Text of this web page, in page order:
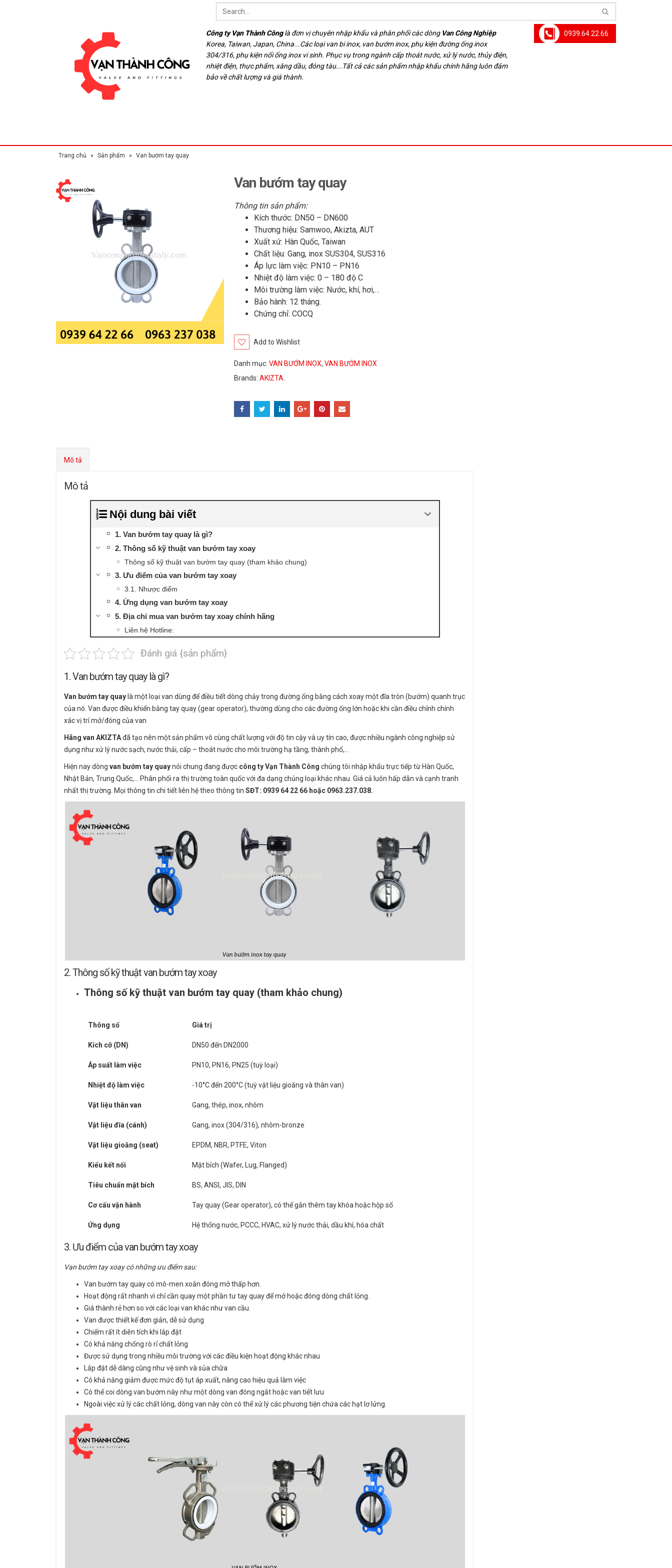
Công ty Vạn Thành Cônglà đơn vị chuyên nhập khẩu và phân phối các dòng Van Công Nghiệp
Korea, Taiwan, Japan, China...Các loại van bi inox, van bướm inox, phụ kiện đường ống inox
304/316, phụ kiện nối ống inox vi sinh. Phục vụ trong ngành cấp thoát nước, xử lý nước, thủy điện,
nhiệt điện, thực phẩm, xăng dầu, đóng tàu...Tất cả các sản phẩm nhập khẩu chính hãng luôn đảm
bảo về chất lượng và giá thành.
0939.64.22.66
Trang chủ » Sản phẩm » Van bướm tay quay
Van bướm tay quay
Thông tin sản phẩm:
Kích thước: DN50 – DN600
Thương hiệu: Samwoo, Akizta, AUT
Xuất xứ: Hàn Quốc, Taiwan
Chất liệu: Gang, inox SUS304, SUS316
Áp lực làm việc: PN10 – PN16
Nhiệt độ làm việc: 0 – 180 độ C
Môi trường làm việc: Nước, khí, hơi,…
Bảo hành: 12 tháng.
Chứng chỉ: COCQ
Add to Wishlist
Danh mục:VAN BƯỚM INOX,VAN BƯỚM INOX
Brands:AKIZTA.
Mô tả
Mô tả
Nội dung bài viết
1. Van bướm tay quay là gì?
2. Thông số kỹ thuật van bướm tay xoay
Thông số kỹ thuật van bướm tay quay (tham khảo chung)
3. Ưu điểm của van bướm tay xoay
3.1. Nhược điểm
4. Ứng dụng van bướm tay xoay
5. Địa chỉ mua van bướm tay xoay chính hãng
Liên hệ Hotline:
Đánh giá {sản phẩm}
1. Van bướm tay quay là gì?
Van bướm tay quay là một loại van dùng để điều tiết dòng chảy trong đường ống bằng cách xoay một đĩa tròn (bướm) quanh trục
của nó. Van được điều khiển bằng tay quay (gear operator), thường dùng cho các đường ống lớn hoặc khi cần điều chỉnh chính
xác vị trí mở/đóng của van
Hãng van AKIZTAđã tạo nên một sản phẩm vô cùng chất lượng với độ tin cậy và uy tín cao, được nhiều ngành công nghiệp sử
dụng như xử lý nước sạch, nước thải, cấp – thoát nước cho môi trường hạ tầng, thành phố,…
Hiện nay dòng van bướm tay quaynói chung đang được công ty Vạn Thành Công chúng tôi nhập khẩu trực tiếp từ Hàn Quốc,
Nhật Bản, Trung Quốc,… Phân phối ra thị trường toàn quốc với đa dạng chủng loại khác nhau. Giá cả luôn hấp dẫn và cạnh tranh
nhất thị trường. Mọi thông tin chi tiết liên hệ theo thông tin SĐT: 0939 64 22 66 hoặc 0963.237.038.
2. Thông số kỹ thuật van bướm tay xoay
Thông số kỹ thuật van bướm tay quay (tham khảo chung)
Thông số Giá trị
Kích cỡ (DN) DN50 đến DN2000
Áp suất làm việc PN10, PN16, PN25 (tuỳ loại)
Nhiệt độ làm việc -10°C đến 200°C (tuỳ vật liệu gioăng và thân van)
Vật liệu thân van Gang, thép, inox, nhôm
Vật liệu đĩa (cánh) Gang, inox (304/316), nhôm-bronze
Vật liệu gioăng (seat) EPDM, NBR, PTFE, Viton
Kiểu kết nối Mặt bích (Wafer, Lug, Flanged)
Tiêu chuẩn mặt bích BS, ANSI, JIS, DIN
Cơ cấu vận hành Tay quay (Gear operator), có thể gắn thêm tay khóa hoặc hộp số
Ứng dụng Hệ thống nước, PCCC, HVAC, xử lý nước thải, dầu khí, hóa chất
3. Ưu điểm của van bướm tay xoay
Van bướm tay xoay có những ưu điểm sau:
Van bướm tay quay có mô-men xoắn đóng mở thấp hơn.
Hoạt động rất nhanh vì chỉ cần quay một phần tư tay quay để mở hoặc đóng dòng chất lỏng.
Giá thành rẻ hơn so với các loại van khác như van cầu.
Van được thiết kế đơn giản, dễ sử dụng
Chiếm rất ít diên tích khi lắp đặt
Có khả năng chống rò rỉ chất lỏng
Được sử dụng trong nhiều môi trường với các điều kiện hoạt động khác nhau
Lắp đặt dễ dàng cũng như vệ sinh và sủa chữa
Có khả năng giảm được mức độ tụt áp xuất, nâng cao hiệu quả làm việc
Có thể coi dòng van bướm này như một dòng van đóng ngắt hoặc van tiết lưu
Ngoài việc xử lý các chất lỏng, dòng van này còn có thể xử lý các phương tiện chứa các hạt lơ lửng.